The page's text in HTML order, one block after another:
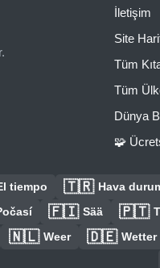
İletişim
Site
Tüm
Tüm
Dünya
🧩
tiempo 🇹🇷 Hava
🇫🇮 Sää 🇵🇹
🇳🇱 Weer 🇩🇪 Wetter